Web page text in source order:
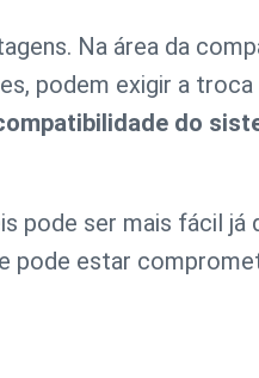
Na área da
podem exigir a
do
pode ser mais fácil
estar